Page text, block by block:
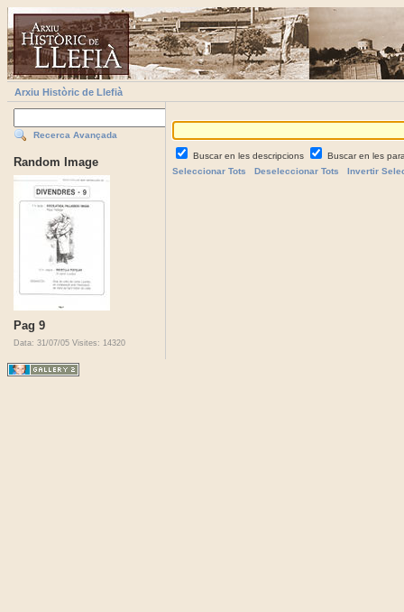
Arxiu Històric de Llefià
Recerca Avançada
Random Image
Pag 9
Data: 31/07/05 Visites: 14320
Buscar en les descripcions
Buscar en les
Seleccionar Tots
Deseleccionar Tots Invertir